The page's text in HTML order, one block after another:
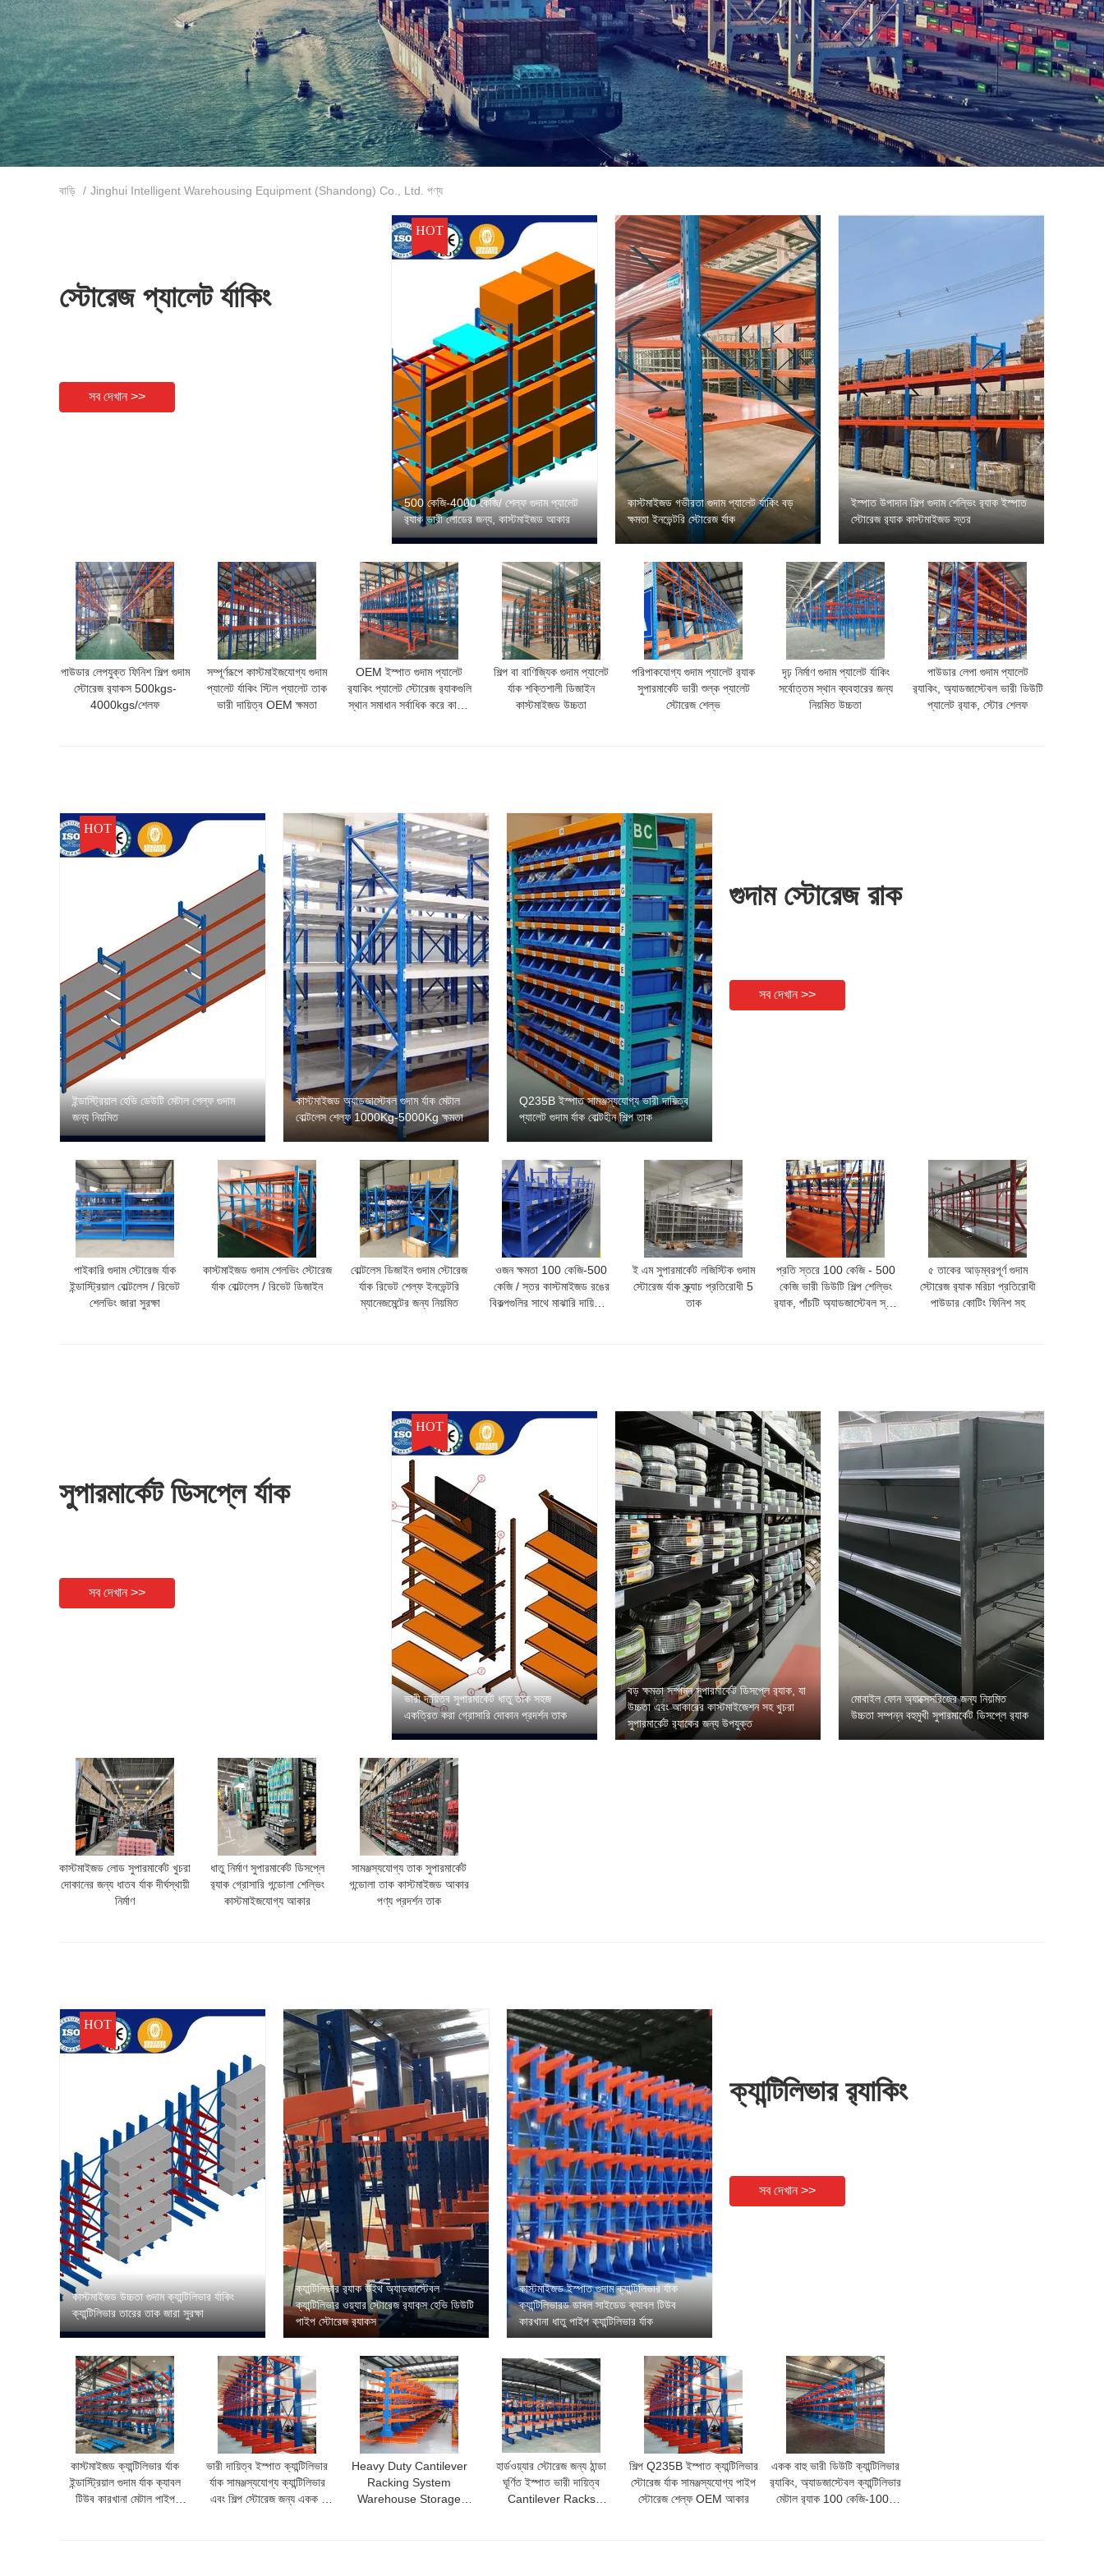
বাড়ি / Jinghui Intelligent Warehousing Equipment (Shandong) Co., Ltd. পণ্য
স্টোরেজ প্যালেট র্যাকিং
সব দেখান >>
HOT
500 কেজি-4000 কেজি/ শেল্ফ গুদাম প্যালেট
র‍্যাক ভারী লোডের জন্য, কাস্টমাইজড আকার
কাস্টমাইজড গভীরতা গুদাম প্যালেট র্যাকিং বড়
ক্ষমতা ইনভেন্টরি স্টোরেজ র্যাক
ইস্পাত উপাদান শিল্প গুদাম শেল্ভিং র‍্যাক ইস্পাত
স্টোরেজ র‍্যাক কাস্টমাইজড স্তর
পাউডার লেপযুক্ত ফিনিশ শিল্প গুদাম
স্টোরেজ র‍্যাকস 500kgs-
4000kgs/শেলফ
সম্পূর্ণরূপে কাস্টমাইজযোগ্য গুদাম
প্যালেট র্যাকিং স্টিল প্যালেট তাক
ভারী দায়িত্ব OEM ক্ষমতা
OEM ইস্পাত গুদাম প্যালেট
র‍্যাকিং প্যালেট স্টোরেজ র‍্যাকগুলি
স্থান সমাধান সর্বাধিক করে কাস্টম
শিল্প বা বাণিজ্যিক গুদাম প্যালেট
র্যাক শক্তিশালী ডিজাইন
কাস্টমাইজড উচ্চতা
পরিপাকযোগ্য গুদাম প্যালেট র‍্যাক
সুপারমার্কেট ভারী শুল্ক প্যালেট
স্টোরেজ শেল্ভ
দৃঢ় নির্মাণ গুদাম প্যালেট র্যাকিং
সর্বোত্তম স্থান ব্যবহারের জন্য
নিয়মিত উচ্চতা
পাউডার লেপা গুদাম প্যালেট
র‍্যাকিং, অ্যাডজাস্টেবল ভারী ডিউটি
​​প্যালেট র‍্যাক, স্টোর শেলফ
HOT
ইন্ডাস্ট্রিয়াল হেভি ডেউটি মেটাল শেল্ফ গুদাম
জন্য নিয়মিত
কাস্টমাইজড অ্যাডজাস্টেবল গুদাম র্যাক মেটাল
বোল্টলেস শেল্ফ 1000Kg-5000Kg ক্ষমতা
Q235B ইস্পাত সামঞ্জস্যযোগ্য ভারী দায়িত্ব
প্যালেট গুদাম র্যাক বোল্টহীন শিল্প তাক
গুদাম স্টোরেজ রাক
সব দেখান >>
পাইকারি গুদাম স্টোরেজ র্যাক
ইন্ডাস্ট্রিয়াল বোল্টলেস / রিভেট
শেলভিং জারা সুরক্ষা
কাস্টমাইজড গুদাম শেলভিং স্টোরেজ
র্যাক বোল্টলেস / রিভেট ডিজাইন
বোল্টলেস ডিজাইন গুদাম স্টোরেজ
র্যাক রিভেট শেল্ফ ইনভেন্টরি
ম্যানেজমেন্টের জন্য নিয়মিত
ওজন ক্ষমতা 100 কেজি-500
কেজি / স্তর কাস্টমাইজড রঙের
বিকল্পগুলির সাথে মাঝারি দায়িত্বের
ই এম সুপারমার্কেট লজিস্টিক গুদাম
স্টোরেজ র্যাক স্ক্র্যাচ প্রতিরোধী 5
তাক
প্রতি স্তরে 100 কেজি - 500
কেজি ভারী ডিউটি শিল্প শেল্ভিং
র‍্যাক, পাঁচটি অ্যাডজাস্টেবল স্তর
৫ তাকের আড়ম্বরপূর্ণ গুদাম
স্টোরেজ র‍্যাক মরিচা প্রতিরোধী
পাউডার কোটিং ফিনিশ সহ
সুপারমার্কেট ডিসপ্লে র্যাক
সব দেখান >>
HOT
ভারী দায়িত্ব সুপারমার্কেট ধাতু তাক সহজ
একত্রিত করা গ্রোসারি দোকান প্রদর্শন তাক
বড় ক্ষমতা সম্পন্ন সুপারমার্কেট ডিসপ্লে র‍্যাক, যা
উচ্চতা এবং আকারের কাস্টমাইজেশন সহ খুচরা
সুপারমার্কেট র‍্যাকের জন্য উপযুক্ত
মোবাইল ফোন অ্যাক্সেসরিজের জন্য নিয়মিত
উচ্চতা সম্পন্ন বহুমুখী সুপারমার্কেট ডিসপ্লে র‍্যাক
কাস্টমাইজড লোড সুপারমার্কেট খুচরা
দোকানের জন্য ধাতব র্যাক দীর্ঘস্থায়ী
নির্মাণ
ধাতু নির্মাণ সুপারমার্কেট ডিসপ্লে
র‍্যাক গ্রোসারি গন্ডোলা শেল্ভিং
কাস্টমাইজযোগ্য আকার
সামঞ্জস্যযোগ্য তাক সুপারমার্কেট
গন্ডোলা তাক কাস্টমাইজড আকার
পণ্য প্রদর্শন তাক
HOT
কাস্টমাইজড উচ্চতা গুদাম ক্যান্টিলিভার র্যাকিং
ক্যান্টিলিভার তারের তাক জারা সুরক্ষা
ক্যান্টিলিভার র‍্যাক উইথ অ্যাডজাস্টেবল
ক্যান্টিলিভার ওয়্যার স্টোরেজ র‍্যাকস হেভি ডিউটি
পাইপ স্টোরেজ র‍্যাকস
কাস্টমাইজড ইস্পাত গুদাম ক্যান্টিলিভার র্যাক
ক্যান্টিলিভারড ডাবল সাইডেড ক্যাবল টিউব
কারখানা ধাতু পাইপ ক্যান্টিলিভার র্যাক
ক্যান্টিলিভার র‍্যাকিং
সব দেখান >>
কাস্টমাইজড ক্যান্টিলিভার র্যাক
ইন্ডাস্ট্রিয়াল গুদাম র্যাক ক্যাবল
টিউব কারখানা মেটাল পাইপ
ভারী দায়িত্ব ইস্পাত ক্যান্টিলিভার
র্যাক সামঞ্জস্যযোগ্য ক্যান্টিলিভার
এবং শিল্প স্টোরেজ জন্য একক /
Heavy Duty Cantilever
Racking System
Warehouse Storage
হার্ডওয়্যার স্টোরেজ জন্য ঠান্ডা
ঘূর্ণিত ইস্পাত ভারী দায়িত্ব
Cantilever Racks
শিল্প Q235B ইস্পাত ক্যান্টিলিভার
স্টোরেজ র্যাক সামঞ্জস্যযোগ্য পাইপ
স্টোরেজ শেল্ফ OEM আকার
একক বাহু ভারী ডিউটি ক্যান্টিলিভার
র‍্যাকিং, অ্যাডজাস্টেবল ক্যান্টিলিভার
মেটাল র‍্যাক 100 কেজি-1000